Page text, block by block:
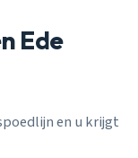
Ede
en u krijgt